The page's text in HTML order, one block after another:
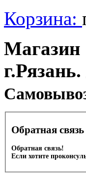
Корзина:
Магазин
Обратная связь
Обратная связь!
Если хотите